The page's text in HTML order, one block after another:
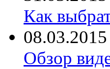
Как
08.03.2015
Обзор